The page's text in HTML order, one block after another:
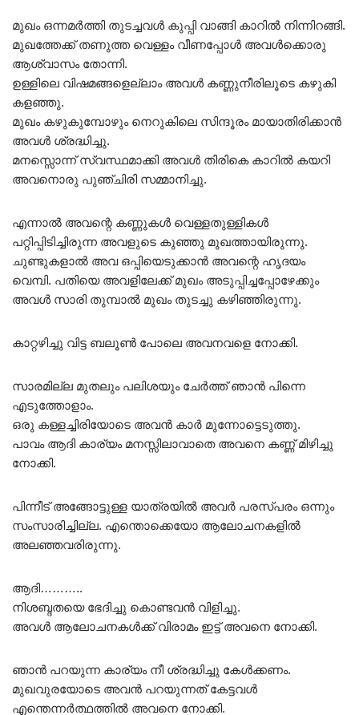
മുഖം ഒന്നമർത്തി തുടച്ചവൾ കുപ്പി വാങ്ങി കാറിൽ നിന്നിറങ്ങി.
മുഖത്തേക്ക് തണുത്ത വെള്ളം വീണപ്പോൾ അവൾക്കൊരു
ആശ്വാസം തോന്നി.
ഉള്ളിലെ വിഷമങ്ങളെല്ലാം അവൾ കണ്ണുനീരിലൂടെ കഴുകി
കളഞ്ഞു.
മുഖം കഴുകുമ്പോഴും നെറുകിലെ സിന്ദൂരം മായാതിരിക്കാൻ
അവൾ ശ്രദ്ധിച്ചു.
മനസ്സൊന്ന് സ്വസ്ഥമാക്കി അവൾ തിരികെ കാറിൽ കയറി
അവനൊരു പുഞ്ചിരി സമ്മാനിച്ചു.
എന്നാൽ അവന്റെ കണ്ണുകൾ വെള്ളതുള്ളികൾ
പറ്റിപ്പിടിച്ചിരുന്ന അവളുടെ കുഞ്ഞു മുഖത്തായിരുന്നു.
ചുണ്ടുകളാൽ അവ ഒപ്പിയെടുക്കാൻ അവന്റെ ഹൃദയം
വെമ്പി. പതിയെ അവളിലേക്ക് മുഖം അടുപ്പിച്ചപ്പോഴേക്കും
അവൾ സാരി തുമ്പാൽ മുഖം തുടച്ചു കഴിഞ്ഞിരുന്നു.
കാറ്റഴിച്ചു വിട്ട ബലൂൺ പോലെ അവനവളെ നോക്കി.
സാരമില്ല മുതലും പലിശയും ചേർത്ത് ഞാൻ പിന്നെ
എടുത്തോളാം.
ഒരു കള്ളച്ചിരിയോടെ അവൻ കാർ മുന്നോട്ടെടുത്തു.
പാവം ആദി കാര്യം മനസ്സിലാവാതെ അവനെ കണ്ണ് മിഴിച്ചു
നോക്കി.
പിന്നീട് അങ്ങോട്ടുള്ള യാത്രയിൽ അവർ പരസ്പരം ഒന്നും
സംസാരിച്ചില്ല. എന്തൊക്കെയോ ആലോചനകളിൽ
അലഞ്ഞവരിരുന്നു.
ആദി………..
നിശബ്ദതയെ ഭേദിച്ചു കൊണ്ടവൻ വിളിച്ചു.
അവൾ ആലോചനകൾക്ക് വിരാമം ഇട്ട് അവനെ നോക്കി.
ഞാൻ പറയുന്ന കാര്യം നീ ശ്രദ്ധിച്ചു കേൾക്കണം.
മുഖവുരയോടെ അവൻ പറയുന്നത് കേട്ടവൾ
എന്തെന്നർത്ഥത്തിൽ അവനെ നോക്കി.